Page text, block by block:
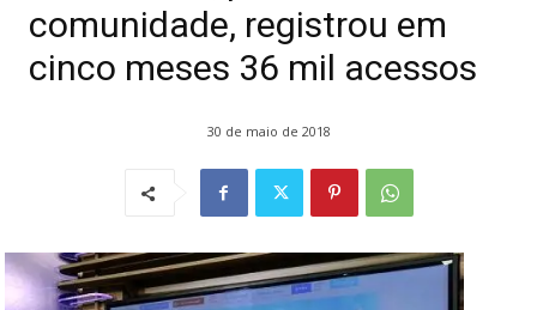
comunidade, registrou em
cinco meses 36 mil acessos
30 de maio de 2018